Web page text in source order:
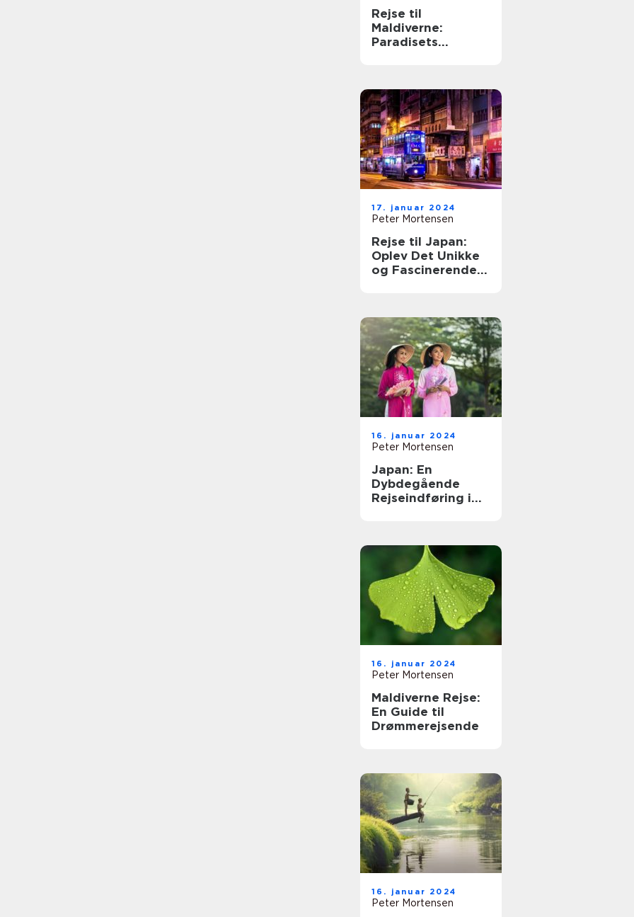
Rejse til
Maldiverne:
Paradisets
17. januar 2024
Peter Mortensen
Rejse til Japan:
Oplev Det Unikke
og Fascinerende
16. januar 2024
Peter Mortensen
Japan: En
Dybdegående
Rejseindføring i
16. januar 2024
Peter Mortensen
Maldiverne Rejse:
En Guide til
Drømmerejsende
16. januar 2024
Peter Mortensen